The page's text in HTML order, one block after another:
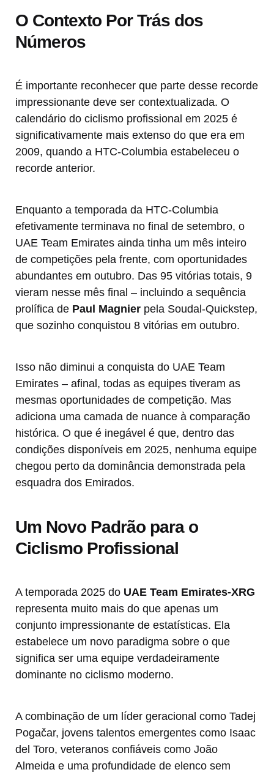
O Contexto Por Trás dos
Números
É importante reconhecer que parte desse recorde
impressionante deve ser contextualizada. O
calendário do ciclismo profissional em 2025 é
significativamente mais extenso do que era em
2009, quando a HTC-Columbia estabeleceu o
recorde anterior.
Enquanto a temporada da HTC-Columbia
efetivamente terminava no final de setembro, o
UAE Team Emirates ainda tinha um mês inteiro
de competições pela frente, com oportunidades
abundantes em outubro. Das 95 vitórias totais, 9
vieram nesse mês final – incluindo a sequência
prolífica de Paul Magnier pela Soudal-Quickstep,
que sozinho conquistou 8 vitórias em outubro.
Isso não diminui a conquista do UAE Team
Emirates – afinal, todas as equipes tiveram as
mesmas oportunidades de competição. Mas
adiciona uma camada de nuance à comparação
histórica. O que é inegável é que, dentro das
condições disponíveis em 2025, nenhuma equipe
chegou perto da dominância demonstrada pela
esquadra dos Emirados.
Um Novo Padrão para o
Ciclismo Profissional
A temporada 2025 do UAE Team Emirates-XRG
representa muito mais do que apenas um
conjunto impressionante de estatísticas. Ela
estabelece um novo paradigma sobre o que
significa ser uma equipe verdadeiramente
dominante no ciclismo moderno.
A combinação de um líder geracional como Tadej
Pogačar, jovens talentos emergentes como Isaac
del Toro, veteranos confiáveis como João
Almeida e uma profundidade de elenco sem